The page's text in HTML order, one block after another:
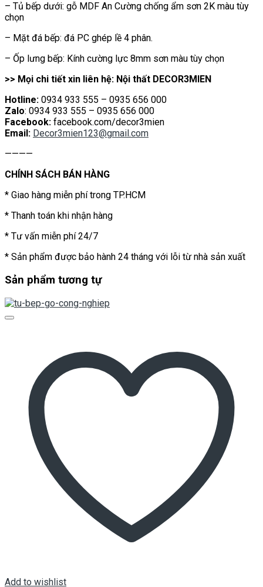
– Tủ bếp dưới: gỗ MDF An Cường chống ẩm sơn 2K màu tùy
chọn
– Mặt đá bếp: đá PC ghép lề 4 phân.
– Ốp lưng bếp: Kính cường lực 8mm sơn màu tùy chọn
>> Mọi chi tiết xin liên hệ: Nội thất DECOR3MIEN
Hotline: 0934 933 555 – 0935 656 000
Zalo: 0934 933 555 – 0935 656 000
Facebook: facebook.com/decor3mien
Email: Decor3mien123@gmail.com
————
CHÍNH SÁCH BÁN HÀNG
* Giao hàng miễn phí trong TP.HCM
* Thanh toán khi nhận hàng
* Tư vấn miễn phí 24/7
* Sản phẩm được bảo hành 24 tháng với lỗi từ nhà sản xuất
Sản phẩm tương tự
Add to wishlist